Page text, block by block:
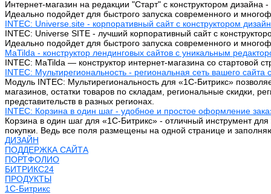
Интернет-магазин на редакции "Старт" с конструктором дизайна
Идеально подойдет для быстрого запуска современного и
INTEC: Universe.site - корпоративный сайт с конструктором
INTEC: Universe SITE - лучший корпоративный сайт с
Идеально подойдет для быстрого запуска современного и
MaTilda - конструктор лендинговых сайтов с уникальным
INTEC: MaTilda — конструктор интернет-магазина со стартовой
INTEC: Мультирегиональность - региональная сеть вашего
Модуль INTEC: Мультирегиональность для «1С-Битрикс»
магазинов, остатки товаров по складам, региональные скидки,
представительств в разных регионах.
INTEC: Корзина в один шаг - удобное и простое оформление
Корзина в один шаг для «1С-Битрикс» - отличный инструмент
покупки. Ведь все поля размещены на одной странице и
ДИЗАЙН
ПОДДЕРЖКА САЙТА
ПОРТФОЛИО
БИТРИКС24
ПРОДУКТЫ
1С-Битрикс